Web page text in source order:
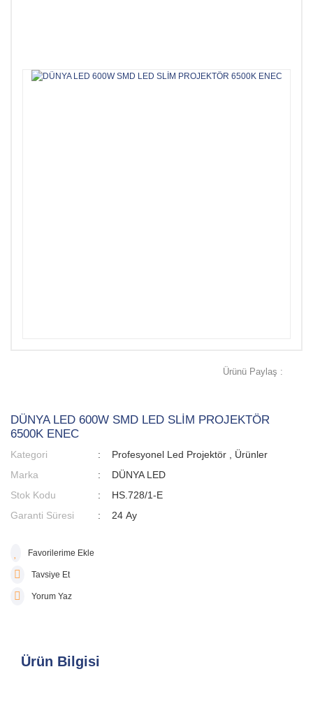
Ürünü Paylaş :
DÜNYA LED 600W SMD LED SLİM PROJEKTÖR
6500K ENEC
Kategori Profesyonel Led Projektör
Ürünler
Marka
DÜNYA LED
Stok Kodu
HS.728/1-E
Garanti Süresi
24 Ay
Tavsiye Et
Yorum Yaz
Ürün Bilgisi